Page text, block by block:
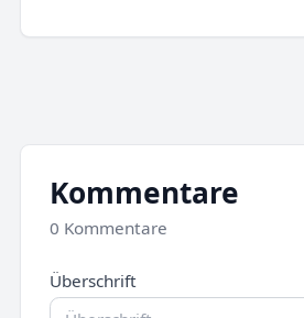
Kommentare
0 Kommentare
Überschrift